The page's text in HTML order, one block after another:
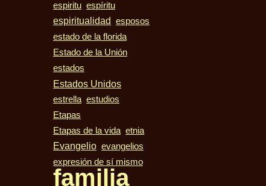
espiritu espíritu
espiritualidad
esposos
estado de la florida
Estado de la Unión
estados
Estados Unidos
estrella estudios
Etapas
Etapas de la vida etnia
Evangelio evangelios
expresión de sí mismo
familia